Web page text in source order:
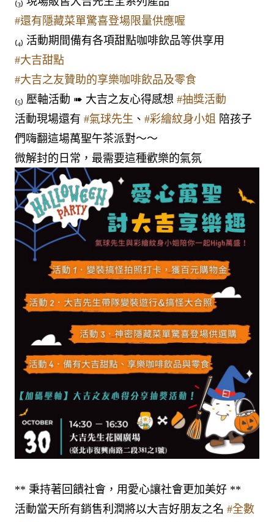
#還有隱藏菜單驚喜登場限量供應喔
₍₄₎ 活動期間備有各項甜點咖啡飲品等供享用
#大吉甜點
#大吉之友贊助的享樂咖啡飲品及零食
₍₅₎ 壓軸活動 ➠ 大吉之友心得感想 #抽獎活動
活動現場還有 #氣球先生 、 #彩繪紋身小姐 陪孩子
們嗨翻這場萬聖午茶派對～～
微解封的日常，最需要這種歡樂的氣氛
** 秉持著回饋社會，用愛心讓社會更加美好 **
活動當天所有銷售利潤將以大吉好朋友之名 #全數